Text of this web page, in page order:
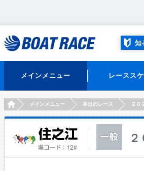
知
メインメニュー レースス
HOMEメインメニュー 本日のレース ２０